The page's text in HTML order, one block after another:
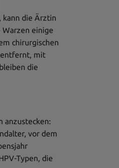
kann die Ärztin
einige
chirurgischen
entfernt, mit
die
anzustecken:
vor dem
Typen, die